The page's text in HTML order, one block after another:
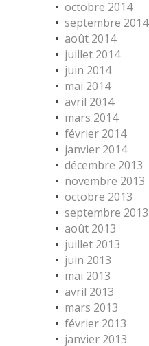
octobre 2014
septembre 2014
août 2014
juillet 2014
juin 2014
mai 2014
avril 2014
mars 2014
février 2014
janvier 2014
décembre 2013
novembre 2013
octobre 2013
septembre 2013
août 2013
juillet 2013
juin 2013
mai 2013
avril 2013
mars 2013
février 2013
janvier 2013